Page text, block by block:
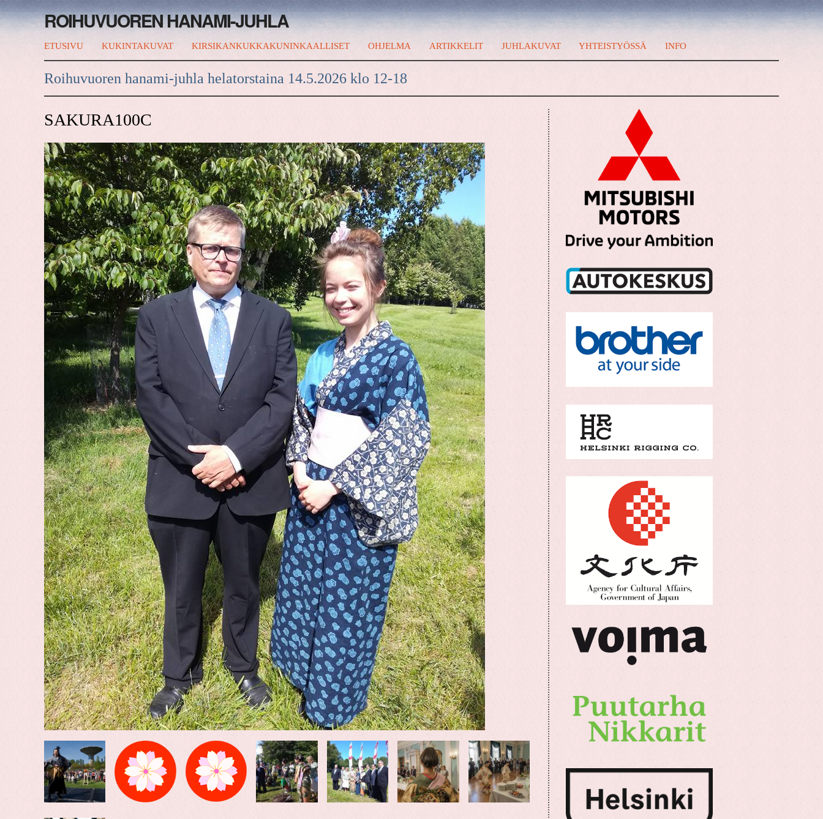
ROIHUVUOREN HANAMI-JUHLA
ETUSIVU KUKINTAKUVAT KIRSIKANKUKKAKUNINKAALLISET OHJELMA ARTIKKELIT JUHLAKUVAT YHTEISTYÖSSÄ INFO
Roihuvuoren hanami-juhla helatorstaina 14.5.2026 klo 12-18
SAKURA100C